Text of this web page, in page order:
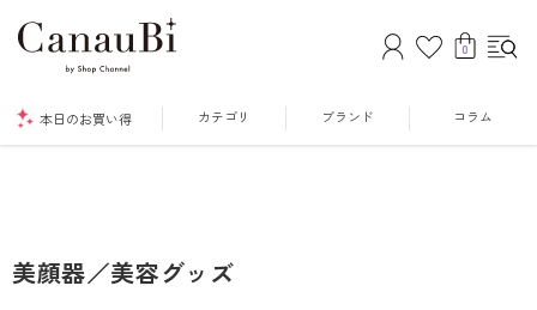
0
本日のお買い得 カテゴリ ブランド コラム
美顔器／美容グッズ